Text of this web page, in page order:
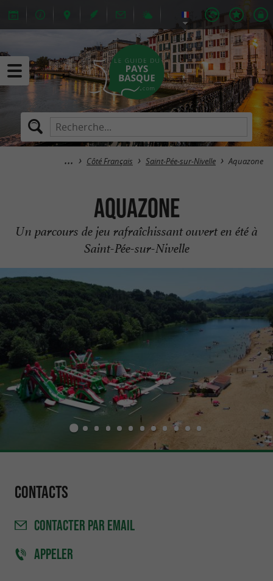
Côté Français Saint-Pée-sur-Nivelle Aquazone
Aquazone
Un parcours de jeu rafraîchissant ouvert en été à
Saint-Pée-sur-Nivelle
Contacts
CONTACTER PAR EMAIL
APPELER